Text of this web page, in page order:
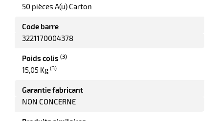
50 pièces A(u) Carton
Code barre
3221170004378
Poids colis (3)
15,05 Kg (3)
Garantie fabricant
NON CONCERNE